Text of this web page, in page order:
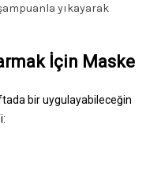
yıkayarak
İçin Maske
bir uygulayabileceğin